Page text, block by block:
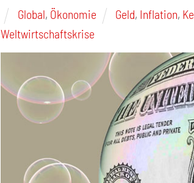
Global, Ökonomie Geld, Inflation,
Weltwirtschaftskrise